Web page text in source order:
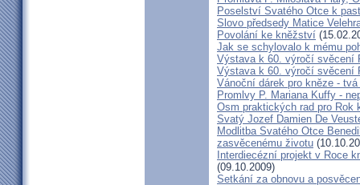
Poselství Svatého Otce k
Slovo předsedy Matice
Povolání ke kněžství
Jak se schylovalo k mému
Výstava k 60. výročí svěcení
Výstava k 60. výročí svěcení
Vánoční dárek pro kněze - tvá
Promlvy P. Mariana Kuffy -
Osm praktických rad pro Rok
Svatý Jozef Damien De
Modlitba Svatého Otce
zasvěcenému životu
Interdiecézní projekt v Roce
(09.10.2009)
Setkání za obnovu a